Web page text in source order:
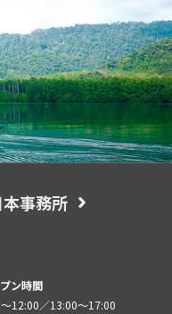
事務所
ン時間
12:00／13:00～17:00